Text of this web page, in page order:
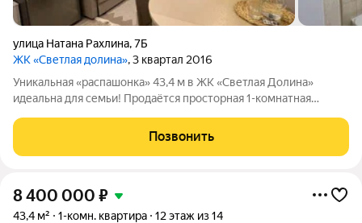
улица Натана Рахлина,7Б
ЖК «Светлая долина», 3 квартал 2016
Уникальная «распашонка» 43,4 м в ЖК «Светлая Долина»
идеальна для семьи! Продаётся просторная 1-комнатная
развитых семейных комплексов Казани ЖК «Светлая Долина»
(ул. Натана Рахлина, 7б). ПОЧЕМУ
Позвонить
8 400 000 ₽
43,4 м² 1-комн. квартира 12 этаж из 14